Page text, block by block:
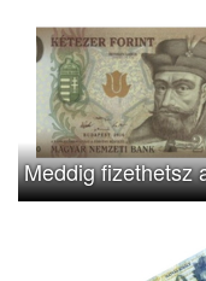
Meddig fizethetsz